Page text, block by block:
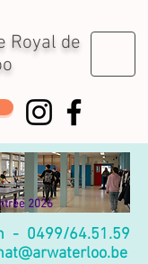
Royal de
2026
- 0499/64.51.59